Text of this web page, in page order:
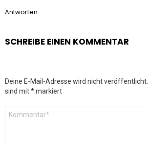
Antworten
SCHREIBE EINEN KOMMENTAR
Deine E-Mail-Adresse wird nicht veröffentlicht.
sind mit*markiert
Kommentar